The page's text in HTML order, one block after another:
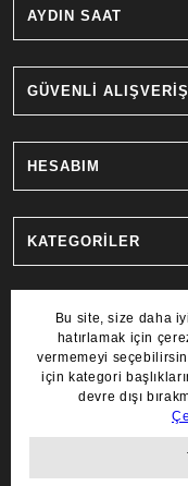
AYDIN SAAT
GÜVENLİ ALIŞVERİŞ
HESABIM
KATEGORİLER
MARKALAR